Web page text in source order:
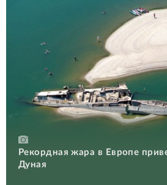
Рекордная жара в Европе
Дуная